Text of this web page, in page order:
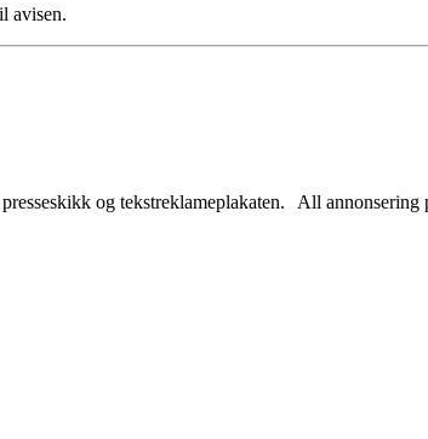
avisen.
og tekstreklameplakaten. All